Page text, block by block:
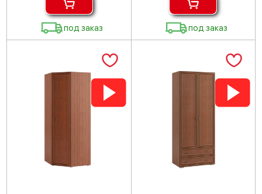
под заказ под заказ